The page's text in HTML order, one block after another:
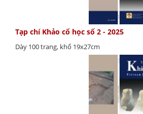
Tạp chí Khảo cổ học số 2 - 2025
Dày 100 trang, khổ 19x27cm